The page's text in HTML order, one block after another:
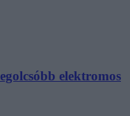
elektromos